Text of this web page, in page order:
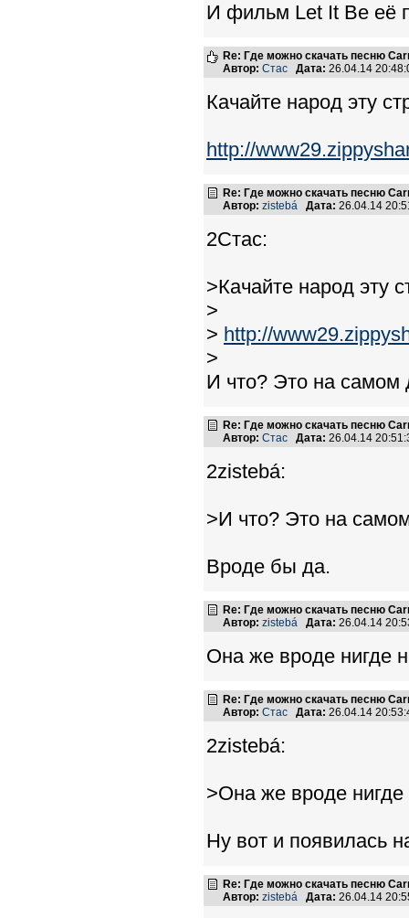
И фильм Let It Be её
Re: Где можно скачать песню
Автор: Стас Дата: 26.04.14
Качайте народ эту
http://
Re: Где можно скачать песню
Автор: zistebá Дата: 26.04.14
2Стас:
>Качайте народ эту
>
> http://
>
И что? Это на самом
Re: Где можно скачать песню
Автор: Стас Дата: 26.04.14
2zistebá:
>И что? Это на
Вроде бы да.
Re: Где можно скачать песню
Автор: zistebá Дата: 26.04.14
Она же вроде нигде
Re: Где можно скачать песню
Автор: Стас Дата: 26.04.14
2zistebá:
>Она же вроде нигде
Ну вот и появилась
Re: Где можно скачать песню
Автор: zistebá Дата: 26.04.14